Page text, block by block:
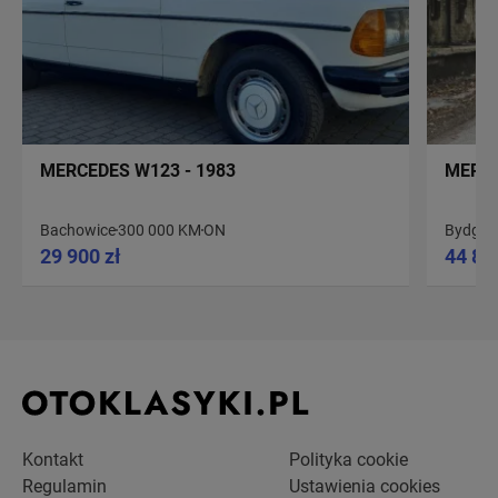
MERCEDES W123 - 1983
Bachowice300 000 KM ON
29 900 zł 44
Kontakt
Regulamin
Polityka cookie
Ustawienia cookies